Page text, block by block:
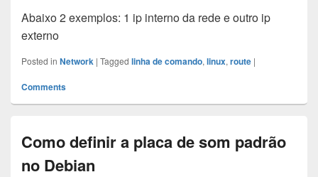
c
e
b
o
k
a
p
p
i
t
n
n
d
n
s
a
Abaixo 2 exemplos: 1 ip interno da rede e outro ip
externo
Posted in Network | Tagged linha de comando, linux, route |
Comments
Como definir a placa de som padrão
no Debian